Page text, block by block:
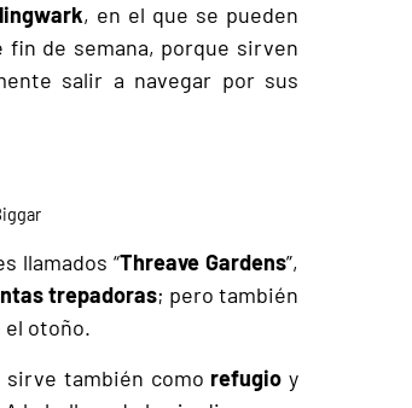
, en el que se pueden
fin de semana, porque sirven
salir a navegar por sus
llamados “Threave Gardens”,
trepadoras; pero también
el otoño.
sirve también como refugio y